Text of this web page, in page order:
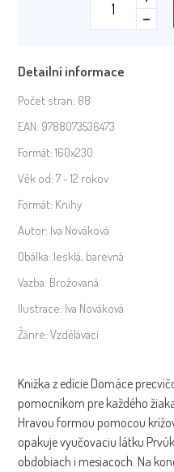
Domáce
1.
ročník
Detailní informace
Počet stran: 88
EAN: 9788073536473
Formát: 160x230
Věk od: 7 - 12 rokov
Formát: Knihy
Autor: Iva Nováková
Obálka: lesklá, barevná
Vazba: Brožovaná
Ilustrace: Iva Nováková
Žánre: Vzdělávací
Knižka z edície Domáce
pomocníkom pre každého
Hravou formou pomocou
opakuje vyučovaciu látku
obdobiach i mesiacoch. Na